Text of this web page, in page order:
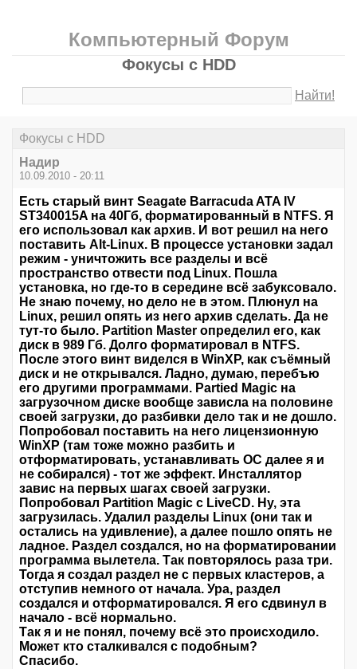
Компьютерный Форум
Фокусы с HDD
Найти!
Фокусы с HDD
Надир
10.09.2010 - 20:11
Есть старый винт Seagate Barracuda ATA IV
ST340015A на 40Гб, форматированный в NTFS. Я
его использовал как архив. И вот решил на него
поставить Alt-Linux. В процессе установки задал
режим - уничтожить все разделы и всё
пространство отвести под Linux. Пошла
установка, но где-то в середине всё забуксовало.
Не знаю почему, но дело не в этом. Плюнул на
Linux, решил опять из него архив сделать. Да не
тут-то было. Partition Master определил его, как
диск в 989 Гб. Долго форматировал в NTFS.
После этого винт виделся в WinXP, как съёмный
диск и не открывался. Ладно, думаю, перебъю
его другими программами. Partiеd Magic на
загрузочном диске вообще зависла на половине
своей загрузки, до разбивки дело так и не дошло.
Попробовал поставить на него лицензионную
WinXP (там тоже можно разбить и
отформатировать, устанавливать ОС далее я и
не собирался) - тот же эффект. Инсталлятор
завис на первых шагах своей загрузки.
Попробовал Partition Magic с LiveCD. Ну, эта
загрузилась. Удалил разделы Linux (они так и
остались на удивление), а далее пошло опять не
ладное. Раздел создался, но на форматировании
программа вылетела. Так повторялось раза три.
Тогда я создал раздел не с первых кластеров, а
отступив немного от начала. Ура, раздел
создался и отформатировался. Я его сдвинул в
начало - всё нормально.
Так я и не понял, почему всё это происходило.
Может кто сталкивался с подобным?
Спасибо.